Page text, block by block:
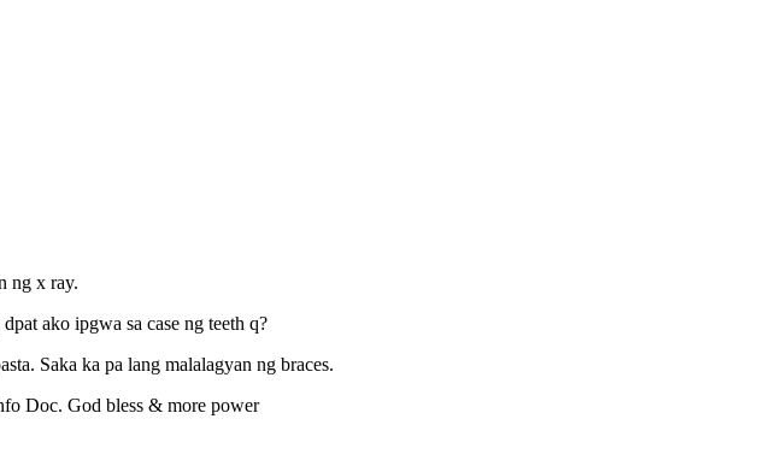
ng x ray.
ako ipgwa sa case ng teeth q?
Saka ka pa lang malalagyan ng braces.
Doc. God bless & more power